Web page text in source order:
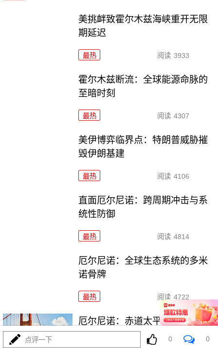
美挑衅致霍尔木兹海峡重开无限
期延迟
最热 阅读 3933
霍尔木兹断流：全球能源命脉的
至暗时刻
最热 阅读 4307
美伊博弈临界点：特朗普威胁摧
毁伊朗基建
最热 阅读 4106
直面厄尔尼诺：跨周期冲击与系
统性防御
最热 阅读 4814
厄尔尼诺：全球生态系统的多米
诺骨牌
最热 阅读 4722
厄尔尼诺：赤道太平洋的“气候脉
搏”
点评一下 0 0